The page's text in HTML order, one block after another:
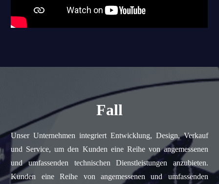
Fall
Unser Unternehmen integriert Entwicklung, Design, Verkauf
und Service, um den Kunden eine Reihe von angemessenen
und umfassenden technischen Dienstleistungen anzubieten.
Kunden eine Reihe von angemessenen und umfassenden